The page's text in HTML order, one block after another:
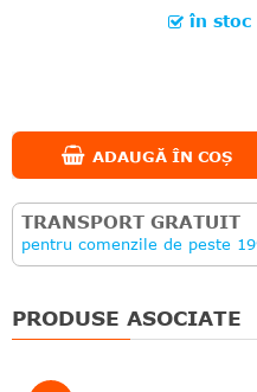
în stoc
ADAUGĂ ÎN COȘ
TRANSPORT GRATUIT
pentru comenzile de peste
PRODUSE ASOCIATE